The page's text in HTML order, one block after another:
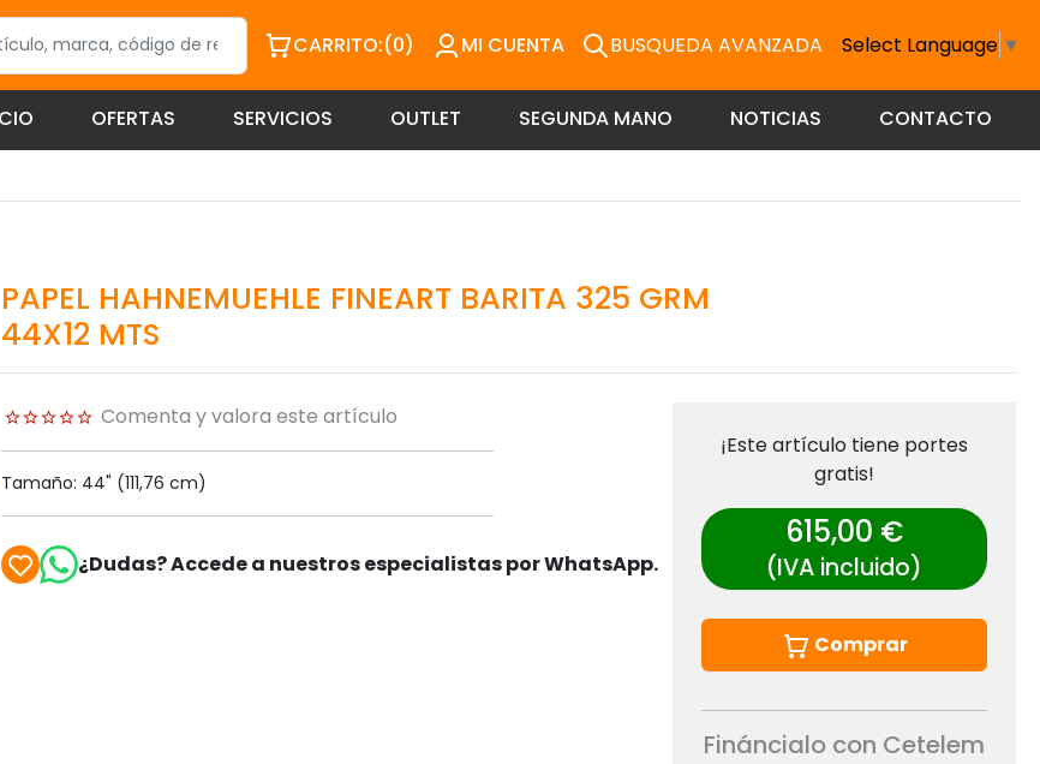
CARRITO:(0) MI CUENTA BUSQUEDA AVANZADA Select Language ▼
OFERTAS SERVICIOS OUTLET SEGUNDA MANO NOTICIAS CONTACTO
PAPEL HAHNEMUEHLE FINEART BARITA 325 GRM
44X12 MTS
Comenta y valora este artículo
Tamaño: 44" (111,76 cm)
¿Dudas? Accede a nuestros especialistas por WhatsApp.
¡Este artículo tiene portes
gratis!
615,00 €
(IVA incluido)
Comprar
Fináncialo con Cetelem